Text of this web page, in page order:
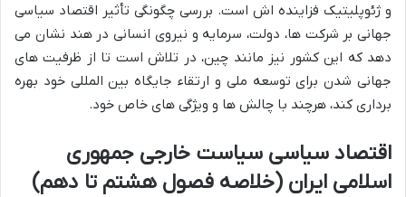
و ژئوپلیتیک فزاینده اش است. بررسی چگونگی تأثیر اقتصاد سیاسی
جهانی بر شرکت ها، دولت، سرمایه و نیروی انسانی در هند نشان می
دهد که این کشور نیز مانند چین، در تلاش است تا از ظرفیت های
جهانی شدن برای توسعه ملی و ارتقاء جایگاه بین المللی خود بهره
برداری کند، هرچند با چالش ها و ویژگی های خاص خود.
اقتصاد سیاسی سیاست خارجی جمهوری
اسلامی ایران (خلاصه فصول هشتم تا دهم)